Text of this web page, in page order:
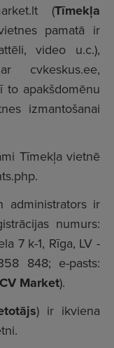
(Tīmekļa
pamatā ir
video u.c.),
cvkeskus.ee,
to apakšdomēnu
izmantošanai
Tīmekļa vietnē
administrators ir
numurs:
7 k-1, Rīga, LV -
848; e-pasts:
CV Market).
) ir ikviena